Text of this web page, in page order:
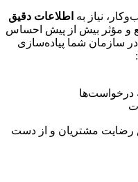
نیاز به اطلاعات دقیق
و مؤثر بیش از پیش احساس
می‌شود. در صورتی که سیستم CRM در سازمان شما پیاده‌سازی
درخواست‌ها
رضایت مشتریان و از دست